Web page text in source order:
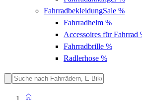
FahrradbekleidungSale %
Fahrradhelm %
Accessoires für Fahrrad
Fahrradbrille %
Radlerhose %